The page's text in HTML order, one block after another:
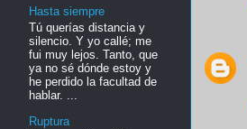
Hasta siempre
Tú querías distancia y
silencio. Y yo callé; me
fui muy lejos. Tanto, que
ya no sé dónde estoy y
he perdido la facultad de
hablar. ...
Ruptura